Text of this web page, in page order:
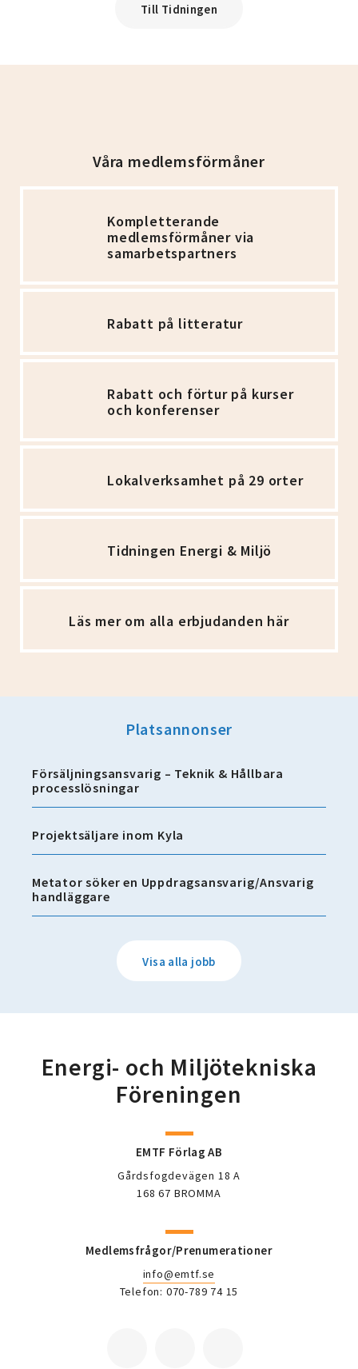
Till Tidningen
Våra medlemsförmåner
Kompletterande
medlemsförmåner via
samarbetspartners
Rabatt på litteratur
Rabatt och förtur på kurser
och konferenser
Lokalverksamhet på 29 orter
Tidningen Energi & Miljö
Läs mer om alla erbjudanden här
Platsannonser
Försäljningsansvarig – Teknik & Hållbara
processlösningar
Projektsäljare inom Kyla
Metator söker en Uppdragsansvarig/Ansvarig
handläggare
Visa alla jobb
Energi- och Miljötekniska
Föreningen
EMTF Förlag AB
Gårdsfogdevägen 18 A
168 67 BROMMA
Medlemsfrågor/Prenumerationer
info@emtf.se
Telefon: 070-789 74 15